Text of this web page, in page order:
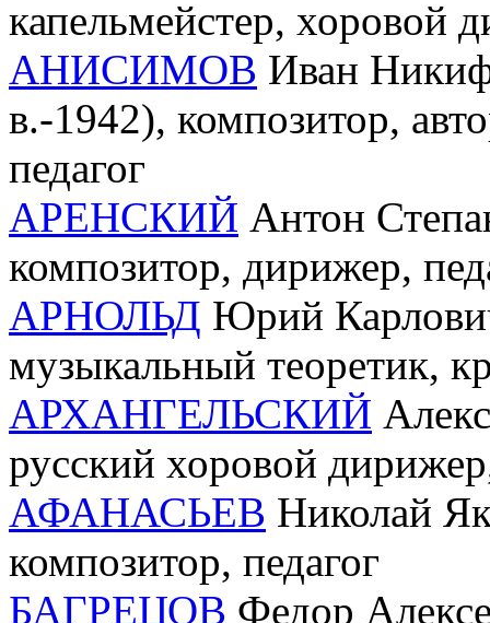
капельмейстер, хоровой
АНИСИМОВ Иван
в.-1942), композитор,
педагог
АРЕНСКИЙ Антон
композитор, дирижер,
АРНОЛЬД Юрий
музыкальный теоретик,
АРХАНГЕЛЬСКИЙ
русский хоровой
АФАНАСЬЕВ Николай
композитор, педагог
БАГРЕЦОВ Федор